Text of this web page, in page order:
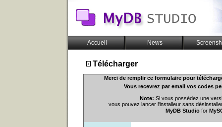
Accueil News
Télécharger
Merci de remplir ce formulaire pour
Vous recevrez par email vos codes
Note: Si vous possédez une
vous pouvez lancer l'installeur sans
MyDB Studio  for